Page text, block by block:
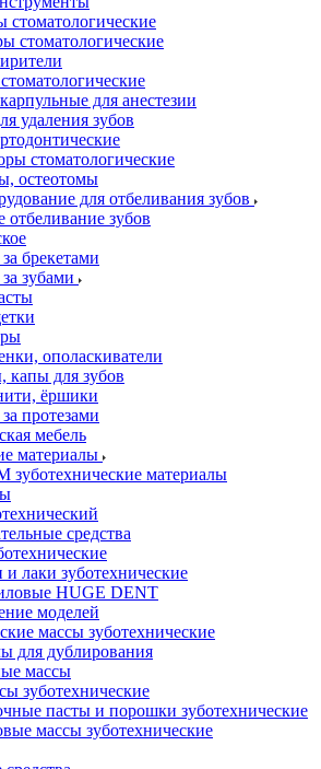
стоматологические
стоматологические
для анестезии
удаления зубов
стоматологические
остеотомы
для отбеливания зубов
зубов
брекетами
зубами
ополаскиватели
капы для зубов
ёршики
протезами
мебель
материалы
зуботехнические материалы
средства
лаки зуботехнические
HUGE DENT
моделей
массы зуботехнические
для дублирования
массы
зуботехнические
пасты и порошки зуботехнические
массы зуботехнические